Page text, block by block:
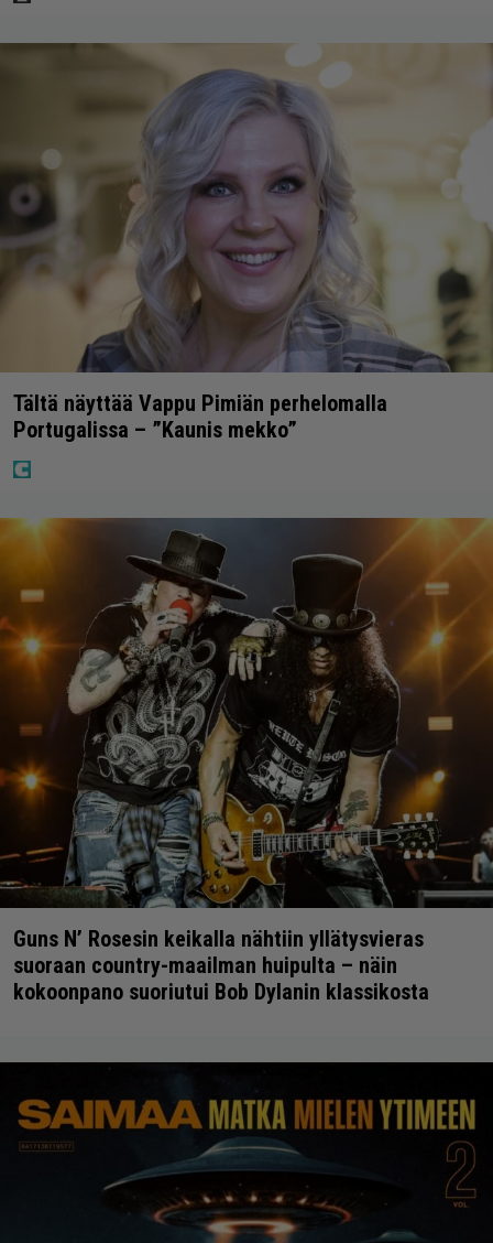
Tältä näyttää Vappu Pimiän perhelomalla
Portugalissa – ”Kaunis mekko”
Guns N’ Rosesin keikalla nähtiin yllätysvieras
suoraan country-maailman huipulta – näin
kokoonpano suoriutui Bob Dylanin klassikosta